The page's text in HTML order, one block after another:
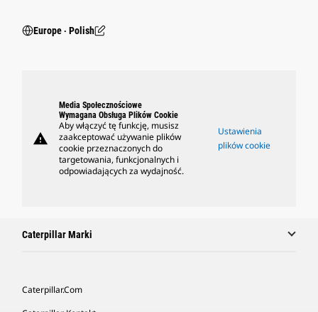
Europe ‧ Polish
warning
Media Społecznościowe
Wymagana Obsługa Plików Cookie
Aby włączyć tę funkcję, musisz
zaakceptować używanie plików
cookie przeznaczonych do
targetowania, funkcjonalnych i
odpowiadających za wydajność.
Ustawienia
plików cookie
Caterpillar Marki
Caterpillar.com